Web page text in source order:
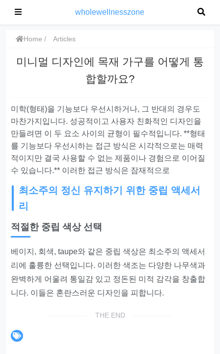
wholewellnesszone
Home Articles
미니멀 디자인에 목재 가구를 어떻게 통
합할까요?
미학(형태)을 기능보다 우선시하거나, 그 반대의 경우도
마찬가지입니다. 성공적이고 사용자 친화적인 디자인을
만들려면 이 두 요소 사이의 균형이 필수적입니다. **형태
를 기능보다 우선시하는 접근 방식은 시각적으로는 매력
적이지만 결국 사용할 수 없는 제품이나 경험으로 이어질
수 있습니다.** 이러한 접근 방식은 잠재적으로
최소주의 정신 유지하기 위한 중립 액세서
리
적절한 중립 색상 선택
베이지, 회색, taupe와 같은 중립 색상은 최소주의 액세서
리에 훌륭한 선택입니다. 이러한 색조는 다양한 나무색과
완벽하게 어울려 통일감 있고 정돈된 미적 감각을 창출합
니다. 이들은 혼란스러운 디자인을 피합니다.
THE END